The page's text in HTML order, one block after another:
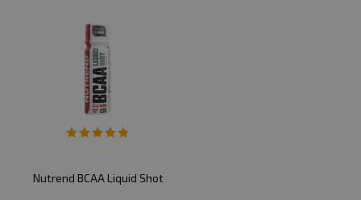
Nutrend BCAA Liquid Shot